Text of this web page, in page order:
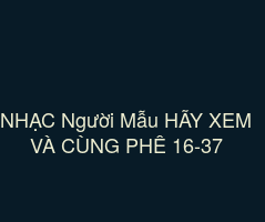
NHẠC Người Mẫu HÃY XEM
VÀ CÙNG PHÊ 16-37